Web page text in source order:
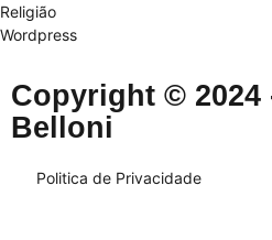
Religião
Wordpress
Copyright © 2024
Belloni
Politica de Privacidade